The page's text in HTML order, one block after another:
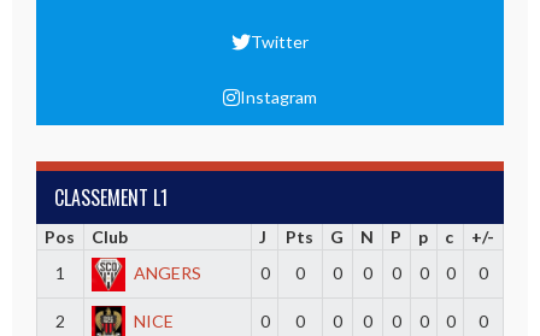
Twitter
Instagram
CLASSEMENT L1
Pos Club J Pts G N P p c
+/-
1
ANGERS 0 0 0 0 0 0 0 0
2 NICE 0 0 0 0 0 0 0 0